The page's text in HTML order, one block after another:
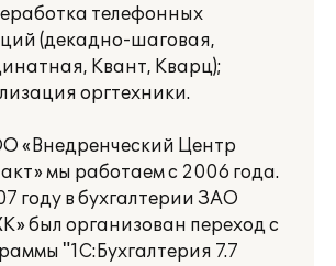
телефонных
(декадно-шаговая,
Квант, Кварц);
оргтехники.
«Внедренческий Центр
мы работаем с 2006 года.
году в бухгалтерии ЗАО
был организован переход с
"1С:Бухгалтерия 7.7